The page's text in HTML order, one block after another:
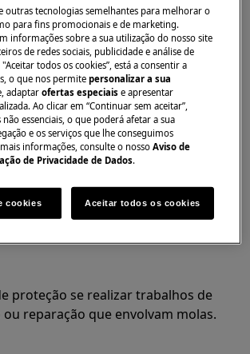
sejam duas pessoas a movê-
luvas de proteção e calçado
Use luvas de proteção
para se proteger de cortes
de arestas afiadas.
DE LESÃO OCULAR
proteção se realizar trabalhos de
reparação que envolvam molas.
outras tecnologias semelhantes para melhorar o
para fins promocionais e de marketing.
informações sobre a sua utilização do nosso site
de redes sociais, publicidade e análise de
todos os cookies”, está a consentir a
o que nos permitepersonalizar a sua
adaptarofertas especiaise apresentar
Ao clicar em “Continuar sem aceitar”,
essenciais, o que poderá afetar a sua
e os serviços que lhe conseguimos
informações, consulte o nossoAviso de
de Privacidade de Dados.
cookies Aceitar todos os cookies